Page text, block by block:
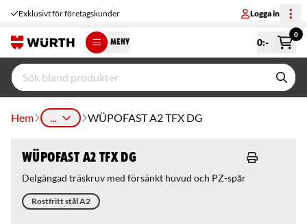
Exklusivt för företagskunder Logga in
MENY 0:-
0
Hem ... WÜPOFAST A2 TFX DG
WÜPOFAST A2 TFX DG
Delgängad träskruv med försänkt huvud och PZ-spår
Rostfritt stål A2